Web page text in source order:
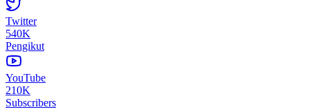
Twitter
540K
Pengikut
YouTube
210K
Subscribers